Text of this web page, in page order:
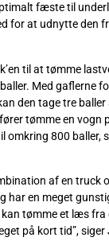
fæste til
for at udnytte den
til at tømme
Med gaflerne
den tage tre
tømme en vogn
omkring 800 baller,
af en truck
har en meget
tømme et læs fra
på kort tid”,